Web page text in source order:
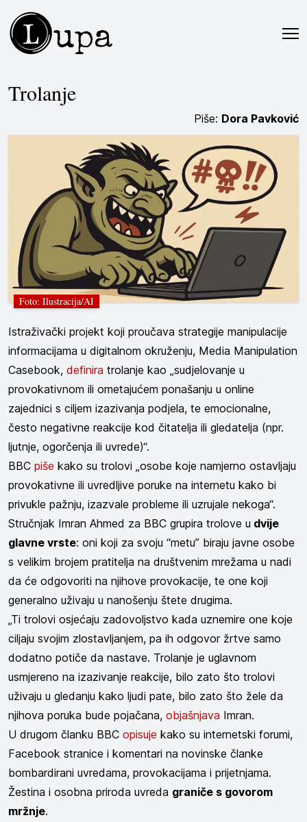
Lupa
Trolanje
Piše: Dora Pavković
Foto: Ilustracija/AI
Istraživački projekt koji proučava strategije manipulacije
informacijama u digitalnom okruženju, Media Manipulation
Casebook, definira trolanje kao „sudjelovanje u
provokativnom ili ometajućem ponašanju u online
zajednici s ciljem izazivanja podjela, te emocionalne,
često negativne reakcije kod čitatelja ili gledatelja (npr.
ljutnje, ogorčenja ili uvrede)“.
BBC piše kako su trolovi „osobe koje namjerno ostavljaju
provokativne ili uvredljive poruke na internetu kako bi
privukle pažnju, izazvale probleme ili uzrujale nekoga“.
Stručnjak Imran Ahmed za BBC grupira trolove u dvije
glavne vrste: oni koji za svoju “metu” biraju javne osobe
s velikim brojem pratitelja na društvenim mrežama u nadi
da će odgovoriti na njihove provokacije, te one koji
generalno uživaju u nanošenju štete drugima.
„Ti trolovi osjećaju zadovoljstvo kada uznemire one koje
ciljaju svojim zlostavljanjem, pa ih odgovor žrtve samo
dodatno potiče da nastave. Trolanje je uglavnom
usmjereno na izazivanje reakcije, bilo zato što trolovi
uživaju u gledanju kako ljudi pate, bilo zato što žele da
njihova poruka bude pojačana, objašnjava Imran.
U drugom članku BBC opisuje kako su internetski forumi,
Facebook stranice i komentari na novinske članke
bombardirani uvredama, provokacijama i prijetnjama.
Žestina i osobna priroda uvreda graniče s govorom
mržnje.